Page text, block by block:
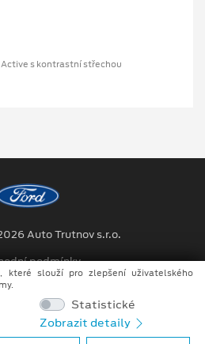
s kontrastní střechou
Auto Trutnov s.r.o.
podmínky
osobních údajů
údajů konečných zákazníků
které slouží pro zlepšení uživatelského
Statistické
Zobrazit detaily